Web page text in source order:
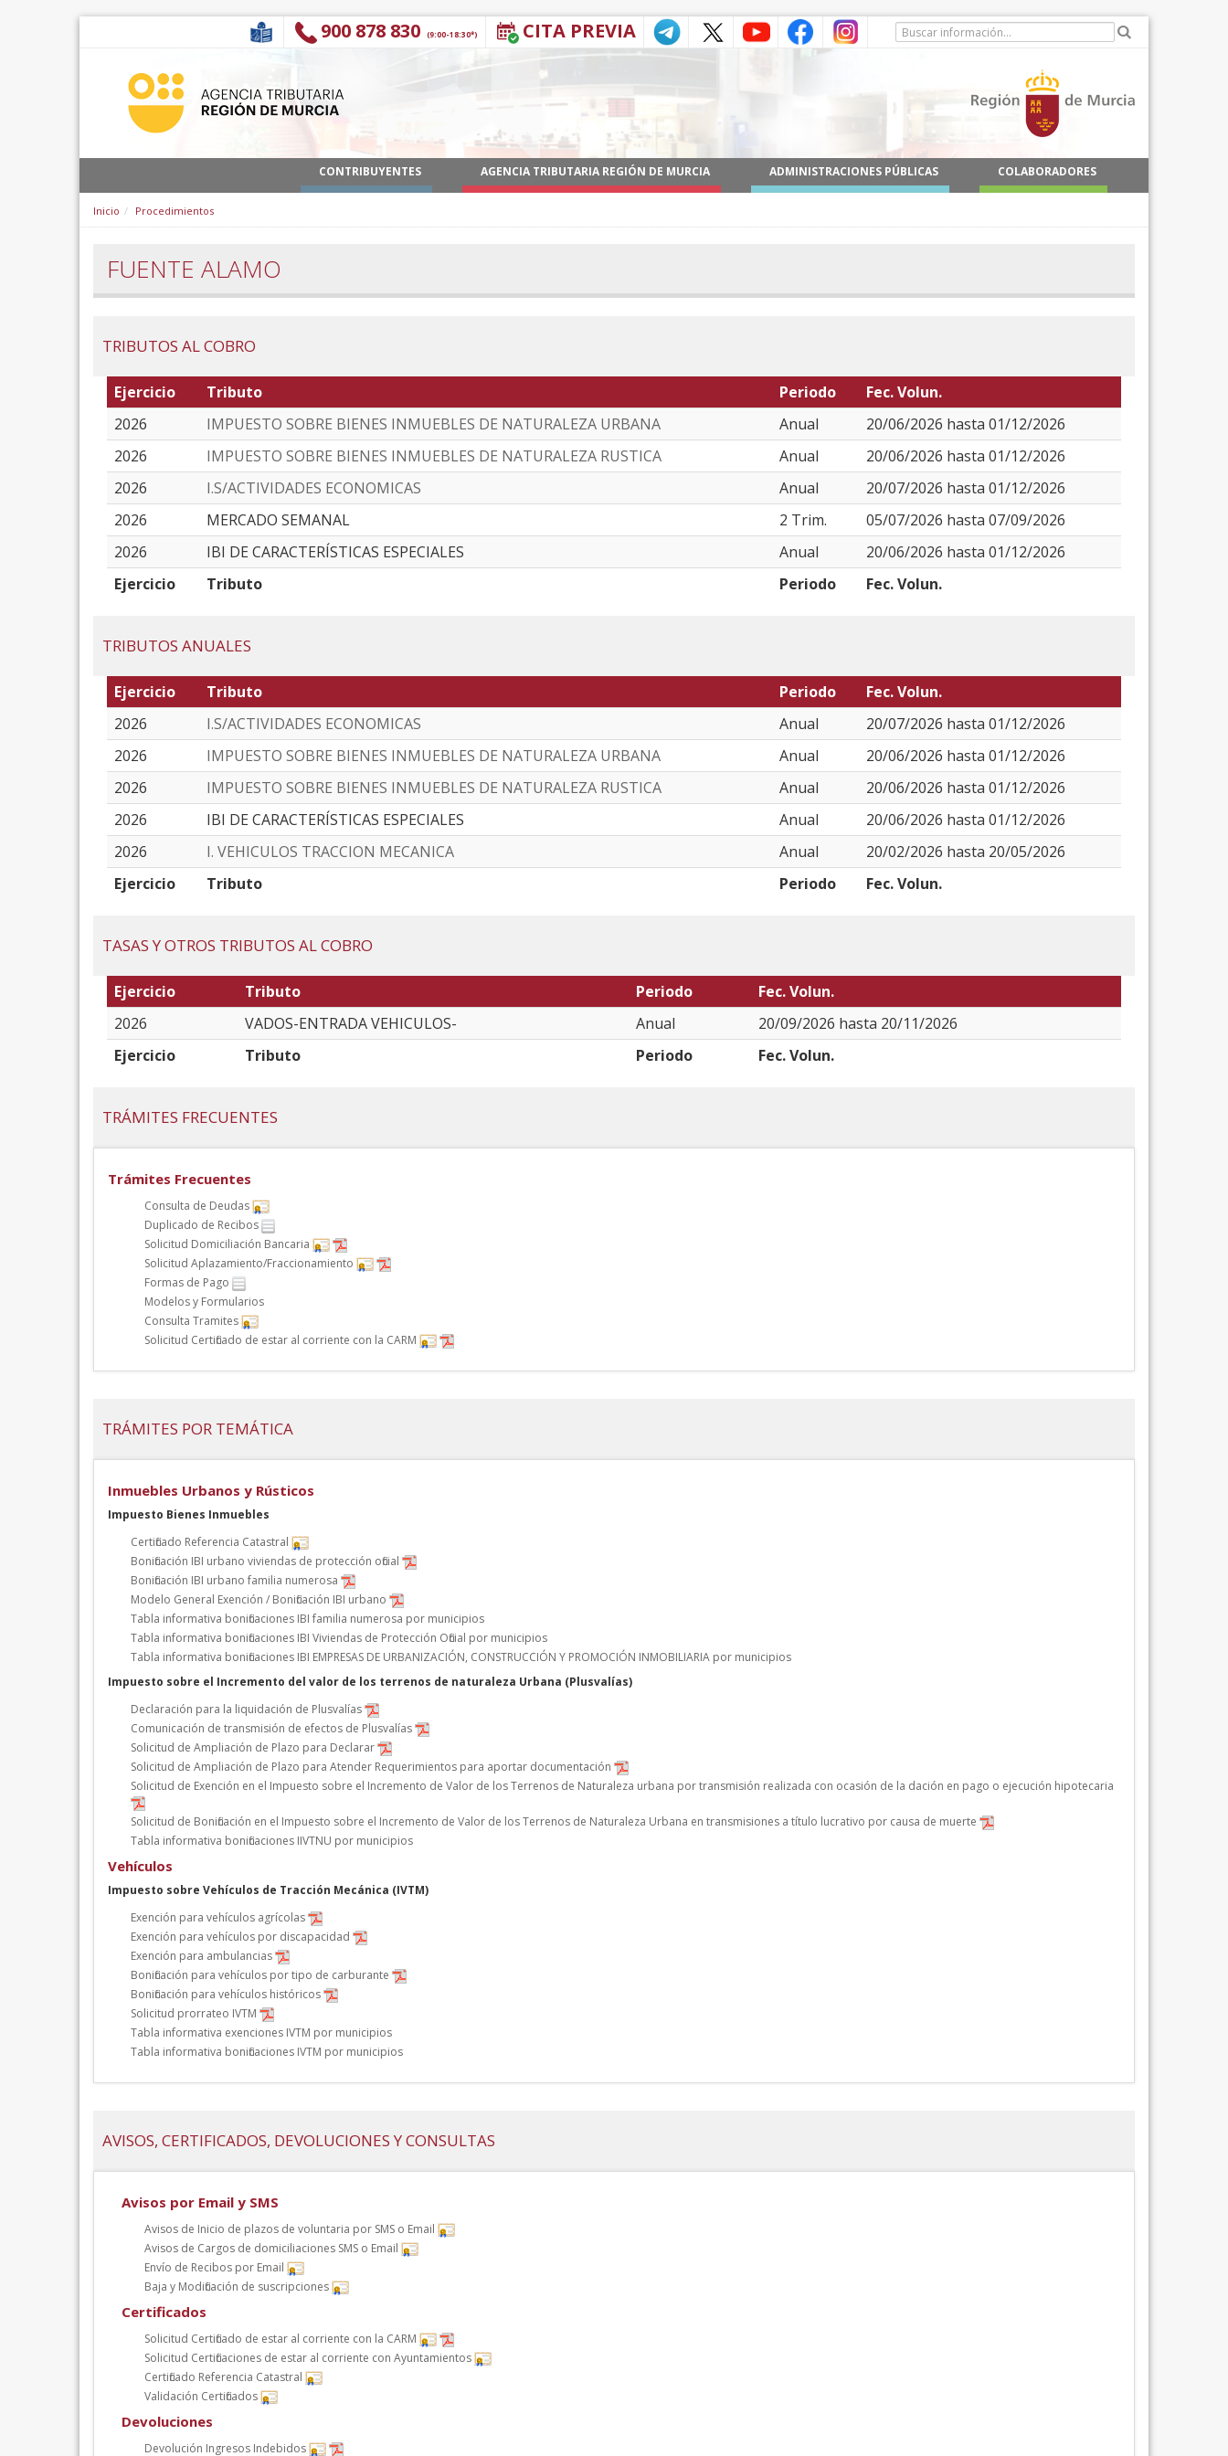
CITA PREVIA
900 878 830 (9:00-18:30*)
CONTRIBUYENTES AGENCIA TRIBUTARIA REGIÓN DE MURCIA ADMINISTRACIONES PÚBLICAS COLABORADORES
Inicio Procedimientos
FUENTE ALAMO
TRIBUTOS AL COBRO
Ejercicio Tributo Periodo
Fec. Volun.
2026
IMPUESTO SOBRE BIENES INMUEBLES DE NATURALEZA URBANA Anual
20/06/2026 hasta 01/12/2026
2026
IMPUESTO SOBRE BIENES INMUEBLES DE NATURALEZA RUSTICA Anual
20/06/2026 hasta 01/12/2026
2026
I.S/ACTIVIDADES ECONOMICAS Anual
20/07/2026 hasta 01/12/2026
2026
MERCADO SEMANAL 2 Trim.
05/07/2026 hasta 07/09/2026
2026
IBI DE CARACTERÍSTICAS ESPECIALES Anual
20/06/2026 hasta 01/12/2026
Ejercicio
Tributo Periodo Fec. Volun.
TRIBUTOS ANUALES
Ejercicio Tributo Periodo
Fec. Volun.
2026
I.S/ACTIVIDADES ECONOMICAS Anual
20/07/2026 hasta 01/12/2026
2026
IMPUESTO SOBRE BIENES INMUEBLES DE NATURALEZA URBANA Anual
20/06/2026 hasta 01/12/2026
2026
IMPUESTO SOBRE BIENES INMUEBLES DE NATURALEZA RUSTICA Anual
20/06/2026 hasta 01/12/2026
2026
IBI DE CARACTERÍSTICAS ESPECIALES Anual
20/06/2026 hasta 01/12/2026
2026
I. VEHICULOS TRACCION MECANICA Anual
20/02/2026 hasta 20/05/2026
Ejercicio
Tributo Periodo Fec. Volun.
TASAS Y OTROS TRIBUTOS AL COBRO
Ejercicio Tributo Periodo
Fec. Volun.
2026
VADOS-ENTRADA VEHICULOS- Anual
20/09/2026 hasta 20/11/2026
Ejercicio
Tributo Periodo Fec. Volun.
TRÁMITES FRECUENTES
Trámites Frecuentes
Consulta de Deudas
Duplicado de Recibos
Solicitud Domiciliación Bancaria
Solicitud Aplazamiento/Fraccionamiento
Formas de Pago
Modelos y Formularios
Consulta Tramites
Solicitud Certificado de estar al corriente con la CARM
TRÁMITES POR TEMÁTICA
Inmuebles Urbanos y Rústicos
Impuesto Bienes Inmuebles
Certificado Referencia Catastral
Bonificación IBI urbano viviendas de protección oficial
Bonificación IBI urbano familia numerosa
Modelo General Exención / Bonificación IBI urbano
Tabla informativa bonificaciones IBI familia numerosa por municipios
Tabla informativa bonificaciones IBI Viviendas de Protección Oficial por municipios
Tabla informativa bonificaciones IBI EMPRESAS DE URBANIZACIÓN, CONSTRUCCIÓN Y PROMOCIÓN INMOBILIARIA por municipios
Impuesto sobre el Incremento del valor de los terrenos de naturaleza Urbana (Plusvalías)
Declaración para la liquidación de Plusvalías
Comunicación de transmisión de efectos de Plusvalías
Solicitud de Ampliación de Plazo para Declarar
Solicitud de Ampliación de Plazo para Atender Requerimientos para aportar documentación
Solicitud de Exención en el Impuesto sobre el Incremento de Valor de los Terrenos de Naturaleza urbana por transmisión realizada con ocasión de la dación en pago o ejecución hipotecaria
Solicitud de Bonificación en el Impuesto sobre el Incremento de Valor de los Terrenos de Naturaleza Urbana en transmisiones a título lucrativo por causa de muerte
Tabla informativa bonificaciones IIVTNU por municipios
Vehículos
Impuesto sobre Vehículos de Tracción Mecánica (IVTM)
Exención para vehículos agrícolas
Exención para vehículos por discapacidad
Exención para ambulancias
Bonificación para vehículos por tipo de carburante
Bonificación para vehículos históricos
Solicitud prorrateo IVTM
Tabla informativa exenciones IVTM por municipios
Tabla informativa bonificaciones IVTM por municipios
AVISOS, CERTIFICADOS, DEVOLUCIONES Y CONSULTAS
Avisos por Email y SMS
Avisos de Inicio de plazos de voluntaria por SMS o Email
Avisos de Cargos de domiciliaciones SMS o Email
Envío de Recibos por Email
Baja y Modificación de suscripciones
Certificados
Solicitud Certificado de estar al corriente con la CARM
Solicitud Certificaciones de estar al corriente con Ayuntamientos
Certificado Referencia Catastral
Validación Certificados
Devoluciones
Devolución Ingresos Indebidos